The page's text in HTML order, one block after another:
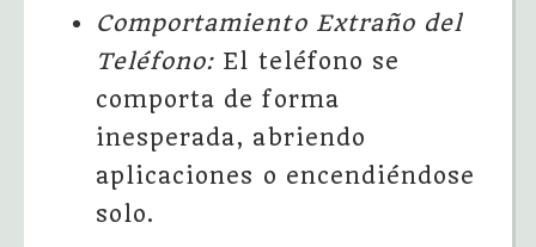
Comportamiento Extraño del
Teléfono: El teléfono se
comporta de forma
inesperada, abriendo
aplicaciones o encendiéndose
solo.